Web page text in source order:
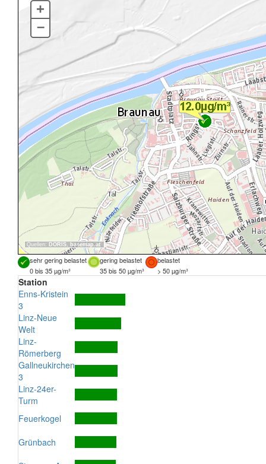
Quellen: DORIS, basemap.at
+
–
sehr gering belastet gering belastet
belastet
0 bis 35 µg/m³
35 bis 50 µg/m³ > 50 µg/m³
Station
Enns-Kristein
3
Linz-Neue
Welt
Linz-
Römerberg
Gallneukirchen
3
Linz-24er-
Turm
Feuerkogel
Grünbach